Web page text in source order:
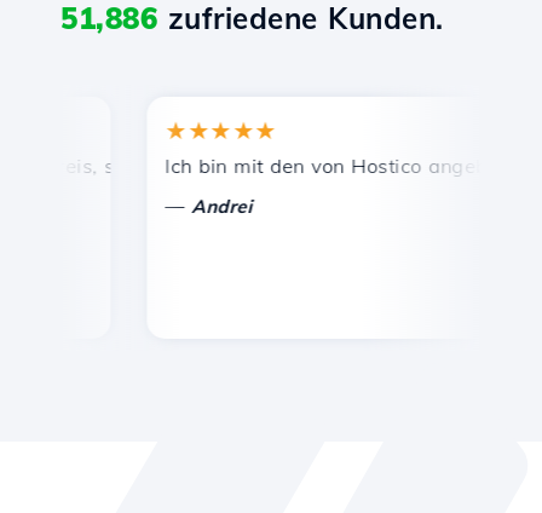
51,886 zufriedene Kunden.
schnelle und effiziente technische Unterstützung.
★★★★★
Ich bin mit den von Hostico angebotenen
Andrei